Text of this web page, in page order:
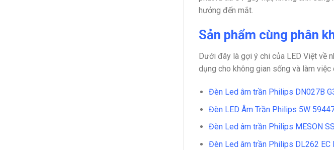
hưởng đến mắt.
Sản phẩm cùng phân
Dưới đây là gợi ý chi của LED Việt về
dụng cho không gian sống và làm việc
Đèn Led âm trần Philips DN027B
Đèn LED Âm Trần Philips 5W
Đèn Led âm trần Philips MESON
Đèn Led âm trần Philips DL262 EC